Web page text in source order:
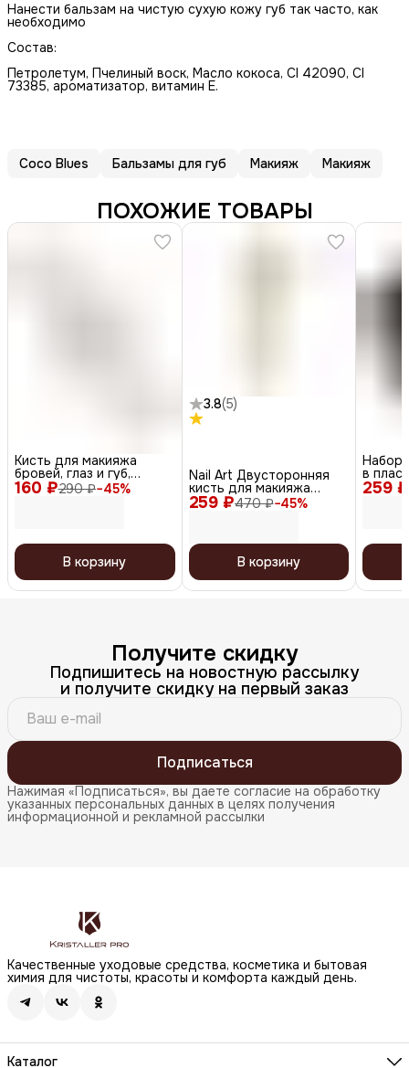
Нанести бальзам на чистую сухую кожу губ так часто, как
необходимо
Состав:
Петролетум, Пчелиный воск, Масло кокоса, CI 42090, CI
73385, ароматизатор, витамин Е.
Coco Blues Бальзамы для губ Макияж Макияж
ПОХОЖИЕ ТОВАРЫ
160 ₽290 ₽−45%
Кисть для макияжа
бровей, глаз и губ,
«язычок» малый, дерево,
нейлон, коричневый, 16
В корзину
3.8(5)
259 ₽470 ₽−45%
Nail Art Двусторонняя
кисть для макияжа
бровей и губ с
колпачком, золотистый
В корзину
259 ₽
Набор
в
Получите скидку
Подпишитесь на новостную рассылку
и получите скидку на первый заказ
Подписаться
Нажимая «Подписаться», вы даете согласие на обработку
указанных персональных данных в целях получения
информационной и рекламной рассылки
Качественные уходовые средства, косметика и бытовая
химия для чистоты, красоты и комфорта каждый день.
Каталог